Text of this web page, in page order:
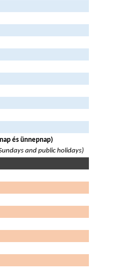
és ünnepnap)
and public holidays)